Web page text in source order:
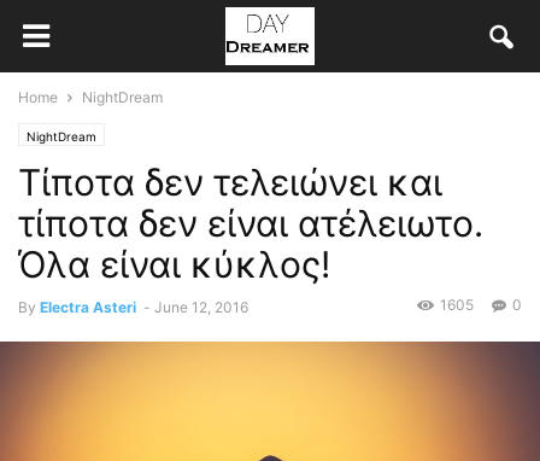
Home NightDream
NightDream
Τίποτα δεν τελειώνει και
τίποτα δεν είναι ατέλειωτο.
Όλα είναι κύκλος!
By Electra Asteri - June 12, 2016 0
1605